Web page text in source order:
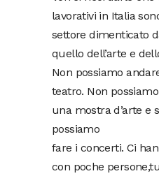
lavorativi in Italia
settore dimenticato
quello dell’arte e
Non possiamo
teatro. Non
una mostra d’arte e
possiamo
fare i concerti. Ci
con poche